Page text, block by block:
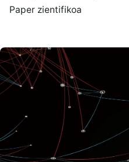
Paper zientifikoa